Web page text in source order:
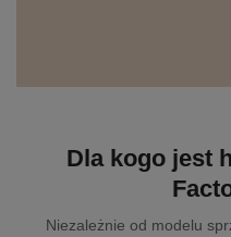
Dla kogo jest
Niezależnie od modelu